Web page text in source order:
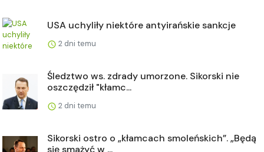
USA uchyliły niektóre antyirańskie sankcje
2 dni temu
Śledztwo ws. zdrady umorzone. Sikorski nie
oszczędził "kłamc...
2 dni temu
Sikorski ostro o „kłamcach smoleńskich”. „Będą
się smażyć w ...